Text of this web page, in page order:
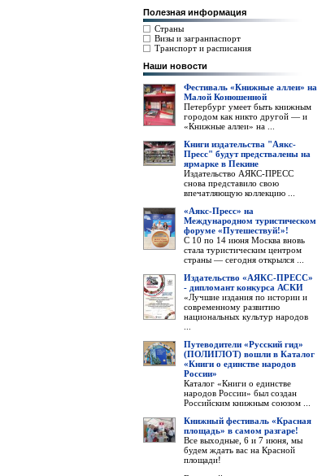
Полезная информация
Страны
Визы и загранпаспорт
Транспорт и расписания
Наши новости
Фестиваль «Книжные аллеи» на
Малой Конюшенной
Петербург умеет быть книжным
городом как никто другой — и
«Книжные аллеи» на ...
Книги издательства "Аякс-
Пресс" будут предствалены на
ярмарке в Пекине
Издательство АЯКС-ПРЕСС
снова представило свою
впечатляющую коллекцию ...
«Аякс-Пресс» на
Международном туристическом
форуме «Путешествуй!»!
С 10 по 14 июня Москва вновь
стала туристическим центром
страны — сегодня открылся ...
Издательство «АЯКС-ПРЕСС»
- дипломант конкурса АСКИ
«Лучшие издания по истории и
современному развитию
национальных культур народов
Путеводители «Русский гид»
(ПОЛИГЛОТ) вошли в Каталог
«Книги о единстве народов
России»
Каталог «Книги о единстве
народов России» был создан
Российским книжным союзом ...
Книжный фестиваль «Красная
площадь» в самом разгаре!
Все выходные, 6 и 7 июня, мы
будем ждать вас на Красной
площади!